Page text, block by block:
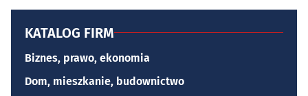
KATALOG FIRM
Biznes, prawo, ekonomia
Dom, mieszkanie, budownictwo